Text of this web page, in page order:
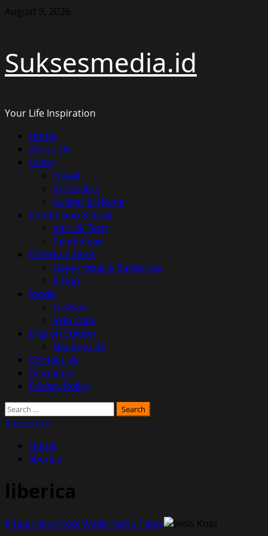
Skip
August 9, 2026
Suksesmedia.id
Your Life Inspiration
Primary
Menu
Home
About Us
Living
Travel
Kesehatan
Kuliner & Home
Pendidikan & Karir
Karir & Tech
Pendidikan
Entertainment
Gaya Hidup & Selebritas
K-Pop
Mode
Fashion
Skin Care
English Edition
Healthy Life
Contact Us
Disclaimer
Privacy Policy
Search
for:
Subscribe
Home
liberica
liberica
Empat Jenis Kopi Wajib Kamu Tahu